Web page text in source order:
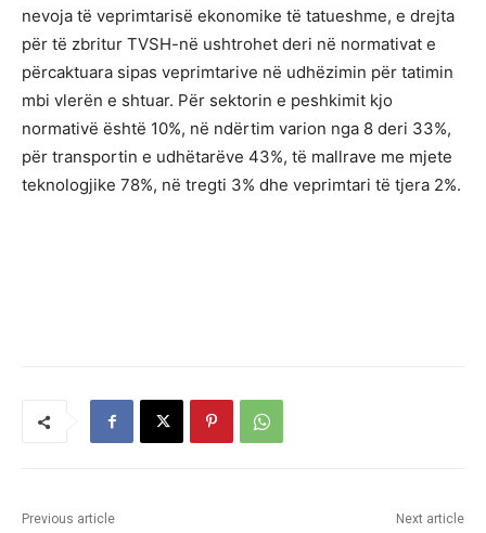
nevoja të veprimtarisë ekonomike të tatueshme, e drejta
për të zbritur TVSH-në ushtrohet deri në normativat e
përcaktuara sipas veprimtarive në udhëzimin për tatimin
mbi vlerën e shtuar. Për sektorin e peshkimit kjo
normativë është 10%, në ndërtim varion nga 8 deri 33%,
për transportin e udhëtarëve 43%, të mallrave me mjete
teknologjike 78%, në tregti 3% dhe veprimtari të tjera 2%.
Previous article Next article